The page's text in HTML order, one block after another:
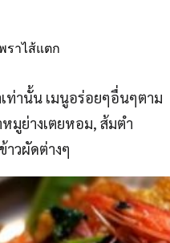
ราไส้แตก
ท่านั้น เมนูอร่อยๆอื่นๆตาม
มูย่างเตยหอม, ส้มตำ
าวผัดต่างๆ